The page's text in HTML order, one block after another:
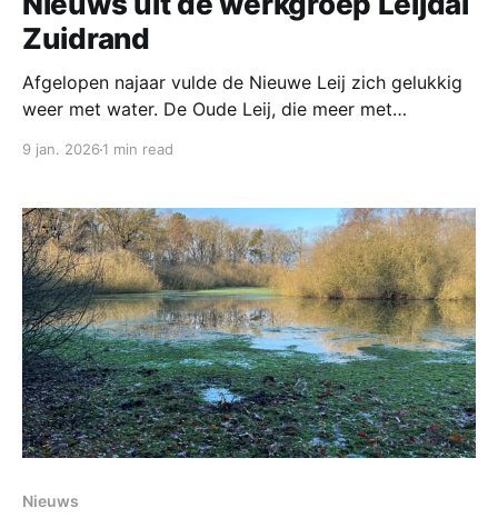
Zuidrand
Afgelopen najaar vulde de Nieuwe Leij zich gelukkig
weer met water. De Oude Leij, die meer met
evenwel nog lang droog. Het zachte weer gaf
actief te blijven. De kleine vuurvlinder en het
icarusblauwtje
9 jan. 2026 1 min read
Nieuws